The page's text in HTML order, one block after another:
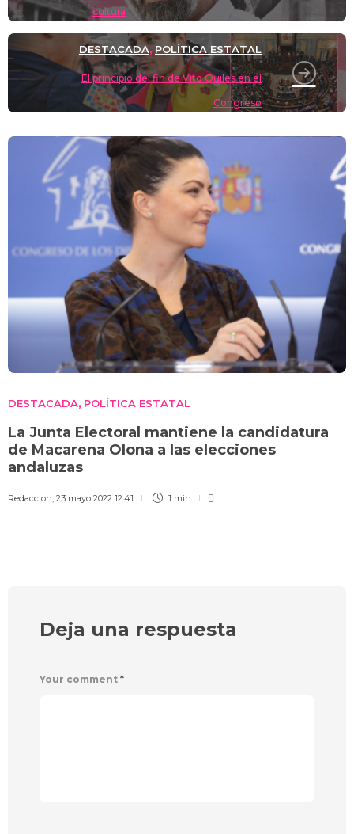
k
cultura
DESTACADA, POLÍTICA ESTATAL
El principio del fin de Vito Quiles en el
Congreso
DESTACADA, POLÍTICA ESTATAL
La Junta Electoral mantiene la candidatura
de Macarena Olona a las elecciones
andaluzas
Redaccion, 23 mayo 2022 12:41 1 min
Deja una respuesta
Your comment *